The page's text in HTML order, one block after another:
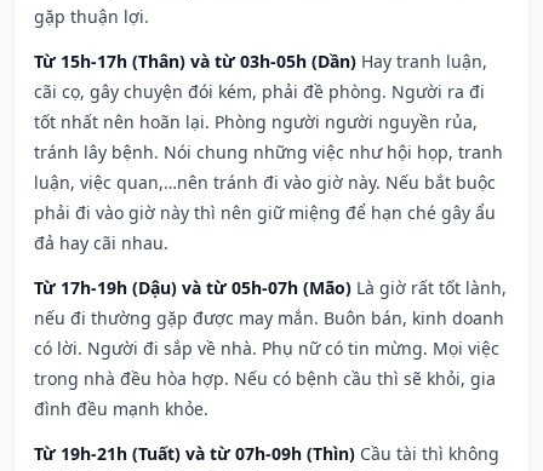
gặp thuận lợi.
Từ 15h-17h (Thân) và từ 03h-05h (Dần) Hay tranh luận,
cãi cọ, gây chuyện đói kém, phải đề phòng. Người ra đi
tốt nhất nên hoãn lại. Phòng người người nguyền rủa,
tránh lây bệnh. Nói chung những việc như hội họp, tranh
luận, việc quan,…nên tránh đi vào giờ này. Nếu bắt buộc
phải đi vào giờ này thì nên giữ miệng để hạn ché gây ẩu
đả hay cãi nhau.
Từ 17h-19h (Dậu) và từ 05h-07h (Mão) Là giờ rất tốt lành,
nếu đi thường gặp được may mắn. Buôn bán, kinh doanh
có lời. Người đi sắp về nhà. Phụ nữ có tin mừng. Mọi việc
trong nhà đều hòa hợp. Nếu có bệnh cầu thì sẽ khỏi, gia
đình đều mạnh khỏe.
Từ 19h-21h (Tuất) và từ 07h-09h (Thìn) Cầu tài thì không